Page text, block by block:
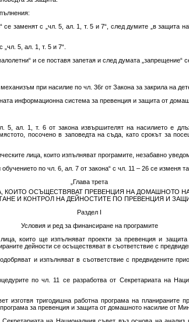
се заменят с „чл. 5, ал. 1, т. 5 и 7“, след думите „в защита
5, ал. 1, т. 5 и 7“.
и се поставя запетая и след думата „запрещение“
при насилие по чл. 36г от Закона за закрила на
информационна система за превенция и защита от
5, ал. 1, т. 6 от закона извършителят на насилието е
посочено в заповедта на съда, като срокът за
лица, които изпълняват програмите, незабавно
по чл. 6, ал. 7 от закона“ с чл. 11 – 26 се изменя
„Глава трета
ОСЪЩЕСТВЯВАТ ПРЕВЕНЦИЯ НА ДОМАШНОТО
И КОНТРОЛ НА ДЕЙНОСТИТЕ ПО ПРЕВЕНЦИЯ И
Раздел I
Условия и ред за финансиране на програмите
които ще изпълняват проекти за превенция и
дейности се осъществяват в съответствие с
и изпълняват в съответствие с предвидените
по чл. 11 се разработва от Секретариата на
изготвя тригодишна работна програма на планираните
за превенция и защита от домашното насилие от